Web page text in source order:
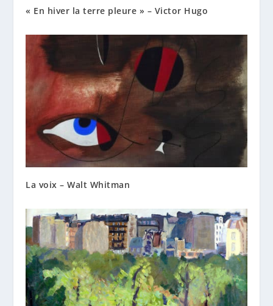
« En hiver la terre pleure » – Victor Hugo
La voix – Walt Whitman